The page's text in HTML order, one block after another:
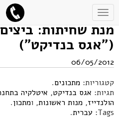
Toggle
navigation
מנת שחיתות:
("אגס בנדיקט")
06/05/2012
קטגוריות: מתכונים.
תגיות: אגס בנדיקט, איטלקיה
הולנדייז, מנות ראשונות, ומתכון.
Tags: עברית.